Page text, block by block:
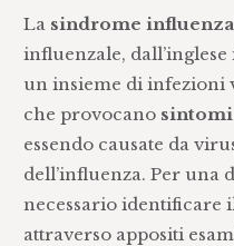
La sindrome
influenzale,
un insieme di infezioni
che provocano
essendo causate da
dell’influenza. Per una
necessario identificare
attraverso appositi